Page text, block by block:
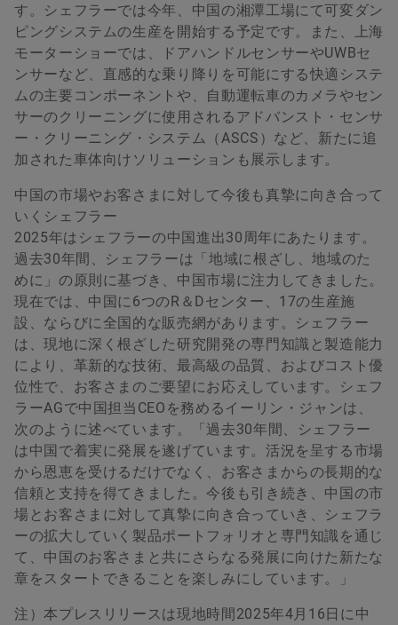
す。シェフラーでは今年、中国の湘潭工場にて可変ダン
ピングシステムの生産を開始する予定です。また、上海
モーターショーでは、ドアハンドルセンサーやUWBセ
ンサーなど、直感的な乗り降りを可能にする快適システ
ムの主要コンポーネントや、自動運転車のカメラやセン
サーのクリーニングに使用されるアドバンスト・センサ
ー・クリーニング・システム（ASCS）など、新たに追
加された車体向けソリューションも展示します。
中国の市場やお客さまに対して今後も真摯に向き合って
いくシェフラー
2025年はシェフラーの中国進出30周年にあたります。
過去30年間、シェフラーは「地域に根ざし、地域のた
めに」の原則に基づき、中国市場に注力してきました。
現在では、中国に6つのR＆Dセンター、17の生産施
設、ならびに全国的な販売網があります。シェフラー
は、現地に深く根ざした研究開発の専門知識と製造能力
により、革新的な技術、最高級の品質、およびコスト優
位性で、お客さまのご要望にお応えしています。シェフ
ラーAGで中国担当CEOを務めるイーリン・ジャンは、
次のように述べています。「過去30年間、シェフラー
は中国で着実に発展を遂げています。活況を呈する市場
から恩恵を受けるだけでなく、お客さまからの長期的な
信頼と支持を得てきました。今後も引き続き、中国の市
場とお客さまに対して真摯に向き合っていき、シェフラ
ーの拡大していく製品ポートフォリオと専門知識を通じ
て、中国のお客さまと共にさらなる発展に向けた新たな
章をスタートできることを楽しみにしています。」
注）本プレスリリースは現地時間2025年4月16日に中